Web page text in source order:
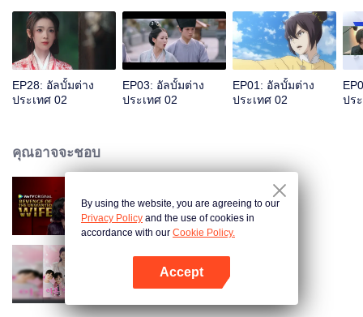
EP28: อัลบั้มต่าง
ประเทศ 02
EP03: อัลบั้มต่าง
ประเทศ 02
EP01: อัลบั้มต่าง
ประเทศ 02
ปร
คุณอาจจะชอบ
Revenge of The Unwanted Wife
หย่ากลับด้าน (เวอร์ชันเกาหลี)
By using the website, you are agreeing to our
Privacy Policy and the use of cookies in
accordance with our Cookie Policy.
Accept